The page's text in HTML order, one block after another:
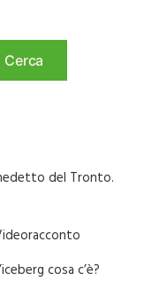
Cerca
del Tronto.
cosa c’è?